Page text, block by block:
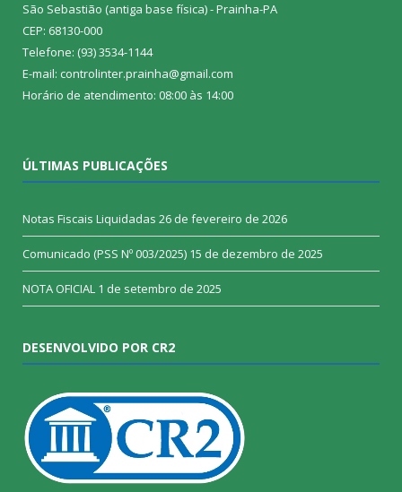
São Sebastião (antiga base física) - Prainha-PA
CEP: 68130-000
Telefone: (93) 3534-1144
E-mail: controlinter.prainha@gmail.com
Horário de atendimento: 08:00 às 14:00
ÚLTIMAS PUBLICAÇÕES
Notas Fiscais Liquidadas 26 de fevereiro de 2026
Comunicado (PSS Nº 003/2025) 15 de dezembro de 2025
NOTA OFICIAL 1 de setembro de 2025
DESENVOLVIDO POR CR2